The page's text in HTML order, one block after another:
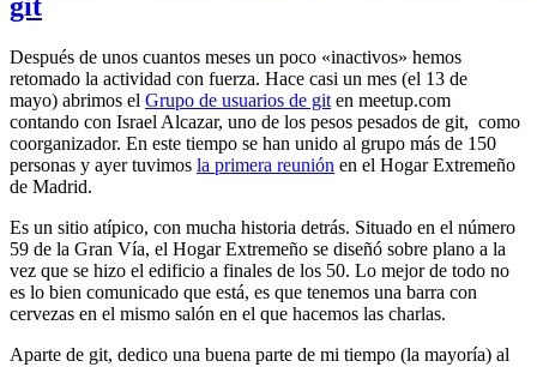
Después de unos cuantos meses un poco «inactivos» hemos
retomado la actividad con fuerza. Hace casi un mes (el 13 de
mayo) abrimos el Grupo de usuarios de git en meetup.com
contando con Israel Alcazar, uno de los pesos pesados de git, como
coorganizador. En este tiempo se han unido al grupo más de 150
personas y ayer tuvimos la primera reunión en el Hogar Extremeño
de Madrid.
Es un sitio atípico, con mucha historia detrás. Situado en el número
59 de la Gran Vía, el Hogar Extremeño se diseñó sobre plano a la
vez que se hizo el edificio a finales de los 50. Lo mejor de todo no
es lo bien comunicado que está, es que tenemos una barra con
cervezas en el mismo salón en el que hacemos las charlas.
Aparte de git, dedico una buena parte de mi tiempo (la mayoría) al